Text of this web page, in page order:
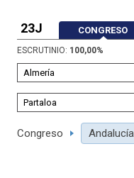
23J CONGRESO
ESCRUTINIO: 100,00%
Congreso Andalucía